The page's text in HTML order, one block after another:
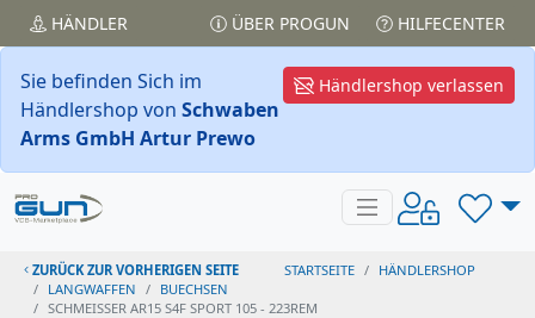
HÄNDLER ÜBER PROGUN HILFECENTER
Händlershop verlassen
Sie befinden Sich im
Händlershop von Schwaben
Arms GmbH Artur Prewo
ZURÜCK ZUR VORHERIGEN SEITE STARTSEITE
HÄNDLERSHOP
LANGWAFFEN
BUECHSEN
SCHMEISSER AR15 S4F SPORT 105 - 223REM